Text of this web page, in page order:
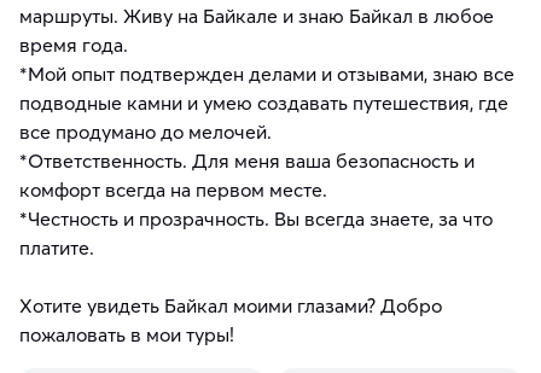
маршруты. Живу на Байкале и знаю Байкал в любое
время года.
*Мой опыт подтвержден делами и отзывами, знаю все
подводные камни и умею создавать путешествия, где
все продумано до мелочей.
*Ответственность. Для меня ваша безопасность и
комфорт всегда на первом месте.
*Честность и прозрачность. Вы всегда знаете, за что
платите.
Хотите увидеть Байкал моими глазами? Добро